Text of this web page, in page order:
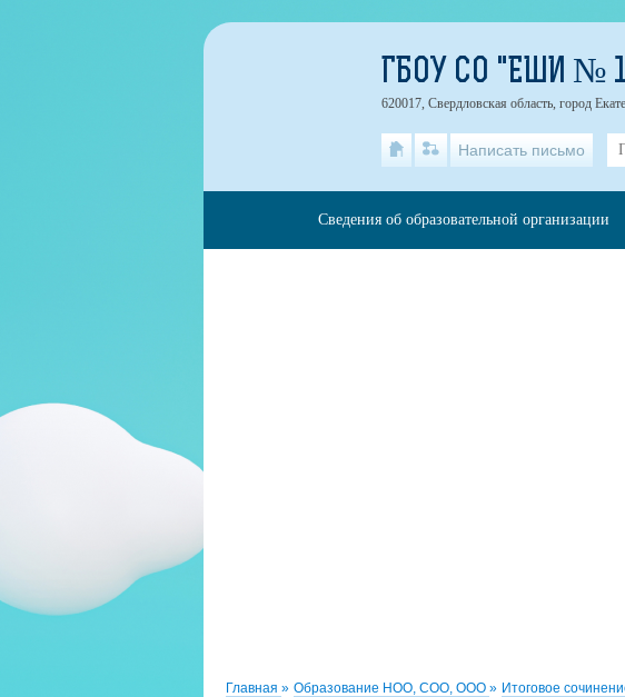
Главная » Образование НОО, СОО, ООО » Итоговое
ГБОУ СО "ЕШИ №
620017, Свердловская область, город
Написать письмо
Сведения об образовательной организации